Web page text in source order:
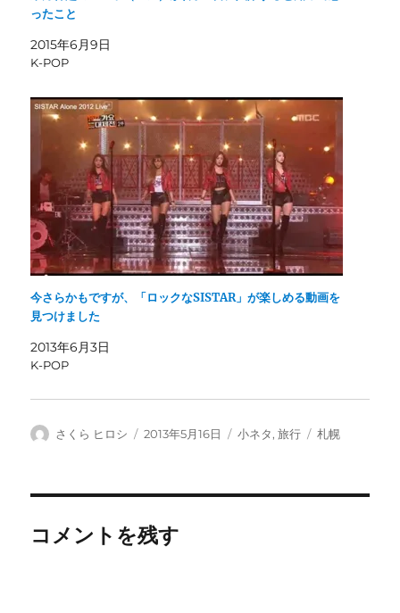
ったこと
2015年6月9日
K-POP
今さらかもですが、「ロックなSISTAR」が楽しめる動画を
見つけました
2013年6月3日
K-POP
投
さくら ヒロシ
投
2013年5月16日
カ
小ネタ,旅行
タ
札幌
コメントを残す